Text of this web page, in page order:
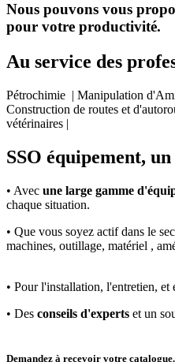
Nous pouvons vous
pour votre productivité.
Au service des
Pétrochimie | Manipulation
Construction de routes et
vétérinaires |
SSO équipement,
• Avec une large gamme
chaque situation.
• Que vous soyez actif dans le
machines, outillage, matériel ,
• Pour l'installation, l'entretien,
• Des conseils d'experts et un
Demandez à recevoir votre